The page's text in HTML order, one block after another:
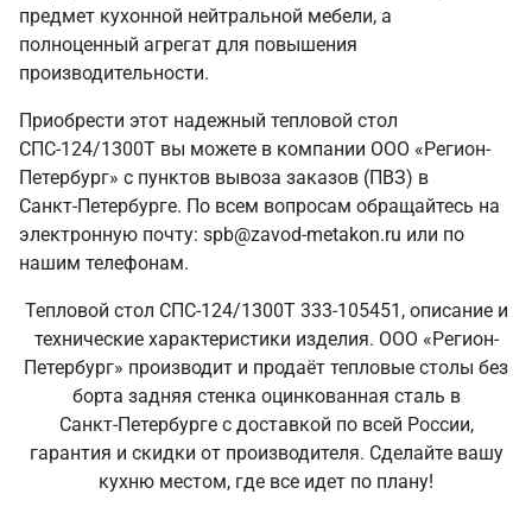
предмет кухонной нейтральной мебели, а
полноценный агрегат для повышения
производительности.
Приобрести этот надежный тепловой стол
СПС-124/1300Т вы можете в компании ООО «Регион-
Петербург» с пунктов вывоза заказов (ПВЗ) в
Санкт‑Петербурге. По всем вопросам обращайтесь на
электронную почту: spb@zavod-metakon.ru или по
нашим телефонам.
Тепловой стол СПС-124/1300Т 333-105451, описание и
технические характеристики изделия. ООО «Регион-
Петербург» производит и продаёт тепловые столы без
борта задняя стенка оцинкованная сталь в
Санкт‑Петербурге с доставкой по всей России,
гарантия и скидки от производителя. Сделайте вашу
кухню местом, где все идет по плану!